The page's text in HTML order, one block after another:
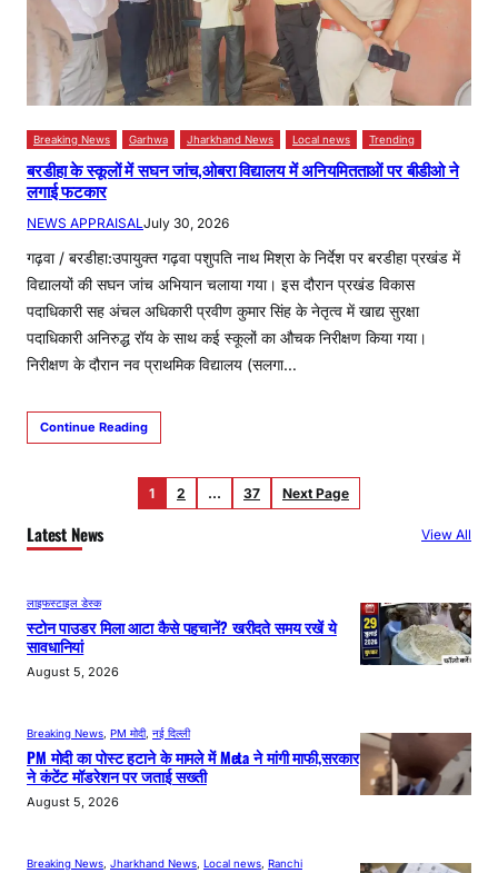
Breaking News Garhwa Jharkhand News Local news Trending
बरडीहा के स्कूलों में सघन जांच,ओबरा विद्यालय में अनियमितताओं पर बीडीओ ने
लगाई फटकार
NEWS APPRAISALJuly 30, 2026
गढ़वा / बरडीहा:उपायुक्त गढ़वा पशुपति नाथ मिश्रा के निर्देश पर बरडीहा प्रखंड में
विद्यालयों की सघन जांच अभियान चलाया गया। इस दौरान प्रखंड विकास
पदाधिकारी सह अंचल अधिकारी प्रवीण कुमार सिंह के नेतृत्व में खाद्य सुरक्षा
पदाधिकारी अनिरुद्ध रॉय के साथ कई स्कूलों का औचक निरीक्षण किया गया।
निरीक्षण के दौरान नव प्राथमिक विद्यालय (सलगा…
Continue Reading
1 2 … 37 Next Page
Latest News View All
लाइफस्टाइल डेस्क
स्टोन पाउडर मिला आटा कैसे पहचानें? खरीदते समय रखें ये
सावधानियां
August 5, 2026
Breaking News PM मोदी, नई दिल्ली
PM मोदी का पोस्ट हटाने के मामले में Meta ने मांगी माफी,सरकार
ने कंटेंट मॉडरेशन पर जताई सख्ती
August 5, 2026
Breaking News Jharkhand News Local news Ranchi